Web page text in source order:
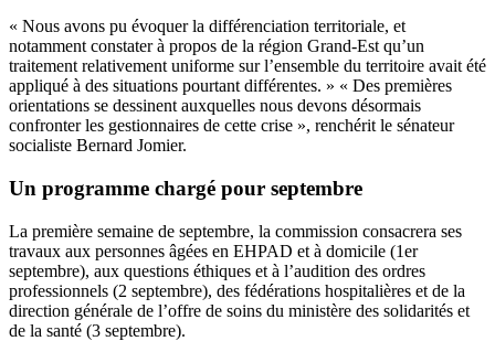
« Nous avons pu évoquer la différenciation territoriale, et
notamment constater à propos de la région Grand-Est qu’un
traitement relativement uniforme sur l’ensemble du territoire avait été
appliqué à des situations pourtant différentes. » « Des premières
orientations se dessinent auxquelles nous devons désormais
confronter les gestionnaires de cette crise », renchérit le sénateur
socialiste Bernard Jomier.
Un programme chargé pour septembre
La première semaine de septembre, la commission consacrera ses
travaux aux personnes âgées en EHPAD et à domicile (1er
septembre), aux questions éthiques et à l’audition des ordres
professionnels (2 septembre), des fédérations hospitalières et de la
direction générale de l’offre de soins du ministère des solidarités et
de la santé (3 septembre).